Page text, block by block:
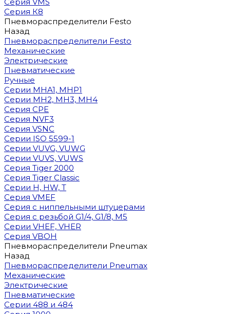
Серия К8
Пневмораспределители Festo
Назад
Пневмораспределители Festo
Механические
Электрические
Пневматические
Ручные
Cерии MHA1, MHP1
Cерии MH2, MH3, MH4
Cерия CPE
Серия NVF3
Серия VSNC
Серии ISO 5599-1
Серии VUVG, VUWG
Серии VUVS, VUWS
Серия Tiger 2000
Серия Tiger Classic
Серии H, HW, T
Серия VMEF
Серия с ниппельными штуцерами
Серия с резьбой G1/4, G1/8, М5
Серии VHEF, VHER
Серия VBOH
Пневмораспределители Pneumax
Назад
Пневмораспределители Pneumax
Механические
Электрические
Пневматические
Серии 488 и 484